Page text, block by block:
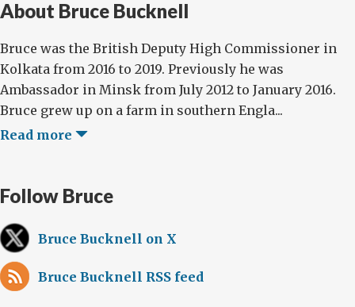
About Bruce Bucknell
Bruce was the British Deputy High Commissioner in
Kolkata from 2016 to 2019. Previously he was
Ambassador in Minsk from July 2012 to January 2016.
Bruce grew up on a farm in southern Engla...
Read more
Follow Bruce
Bruce Bucknell on X
Bruce Bucknell RSS feed